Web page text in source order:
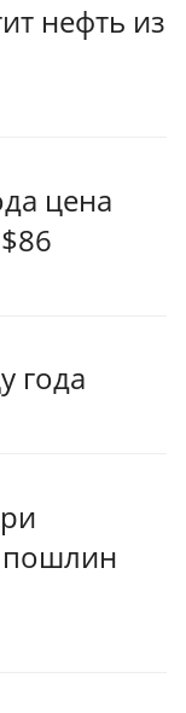
нефть из
цена
года
пошлин